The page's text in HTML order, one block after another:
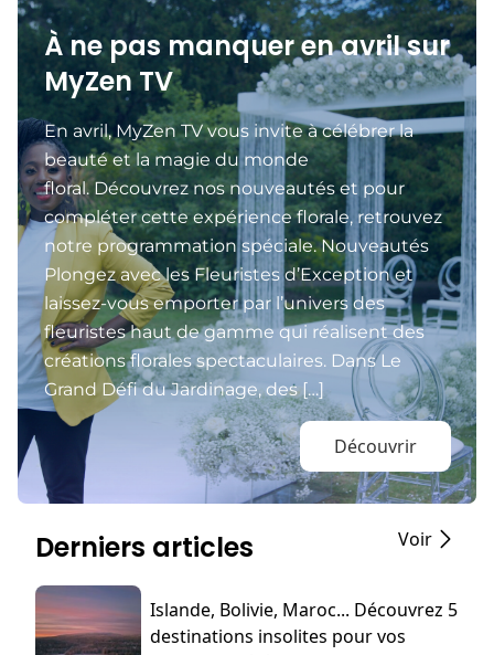
À ne pas manquer en avril sur
MyZen TV
En avril, MyZen TV vous invite à célébrer la
beauté et la magie du monde
floral. Découvrez nos nouveautés et pour
compléter cette expérience florale, retrouvez
notre programmation spéciale. Nouveautés
Plongez avec les Fleuristes d’Exception et
laissez-vous emporter par l’univers des
fleuristes haut de gamme qui réalisent des
créations florales spectaculaires. Dans Le
Grand Défi du Jardinage, des […]
Découvrir
Derniers articles Voir
Islande, Bolivie, Maroc... Découvrez 5
destinations insolites pour vos